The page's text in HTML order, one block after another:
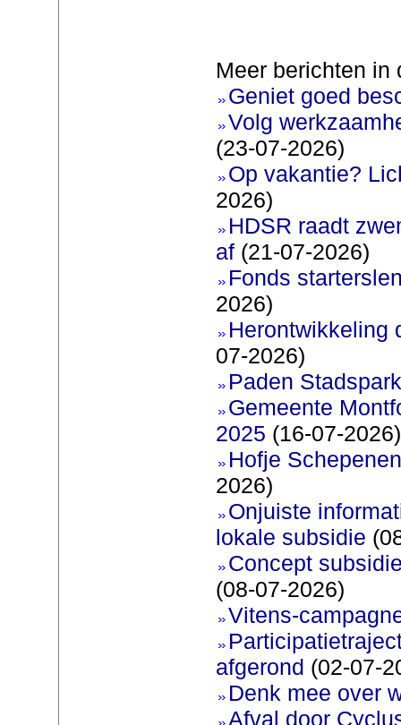
Meer berichten in
Geniet goed
Volg
(23-07-2026)
Op vakantie?
2026)
HDSR raadt
af(21-07-2026)
Fonds
2026)
Herontwikkeling
07-2026)
Paden
Gemeente
2025 (16-07-2026)
Hofje
2026)
Onjuiste
lokale subsidie
Concept
(08-07-2026)
Vitens-
afgerond (02-07-
Denk mee over
Afval door